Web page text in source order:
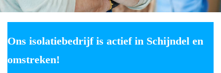
Ons isolatiebedrijf is actief in Schijndel en
omstreken!